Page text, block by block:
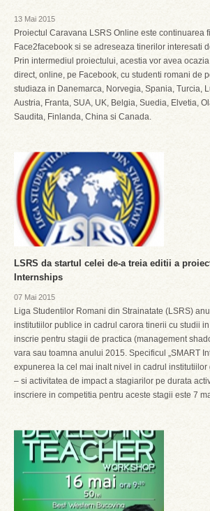
13 Mai 2015
Proiectul Caravana LSRS Online este continuarea
Face2facebook si se adreseaza tinerilor interesati
Prin intermediul proiectului, acestia vor avea
direct, online, pe Facebook, cu studenti romani de
studiaza in Danemarca, Norvegia, Spania, Turcia,
Austria, Franta, SUA, UK, Belgia, Suedia, Elvetia,
Saudita, Finlanda, China‏ si Canada.
LSRS da startul celei de-a treia editii a
Internships
07 Mai 2015
Liga Studentilor Romani din Strainatate (LSRS)
institutiilor publice in cadrul carora tinerii cu studii
inscrie pentru stagii de practica (management
vara sau toamna anului 2015. Specificul „SMART
expunerea la cel mai inalt nivel in cadrul institutiilor
– si activitatea de impact a stagiarilor pe durata
inscriere in competitia pentru aceste stagii este 7